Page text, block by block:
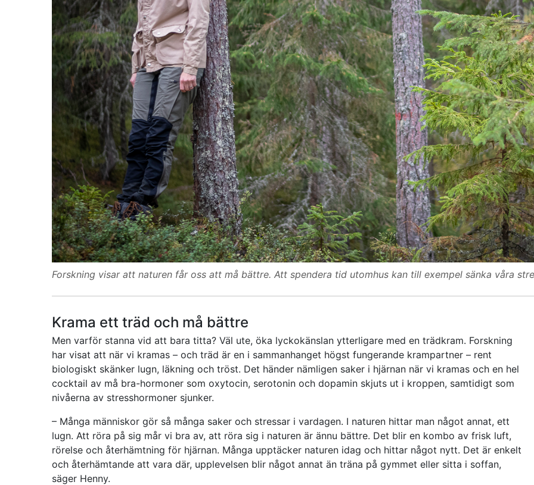
Forskning visar att naturen får oss att må bättre. Att spendera tid utomhus kan till exempel sänka våra
Krama ett träd och må bättre
Men varför stanna vid att bara titta? Väl ute, öka lyckokänslan ytterligare med en trädkram. Forskning
har visat att när vi kramas – och träd är en i sammanhanget högst fungerande krampartner – rent
biologiskt skänker lugn, läkning och tröst. Det händer nämligen saker i hjärnan när vi kramas och en hel
cocktail av må bra-hormoner som oxytocin, serotonin och dopamin skjuts ut i kroppen, samtidigt som
nivåerna av stresshormoner sjunker.
– Många människor gör så många saker och stressar i vardagen. I naturen hittar man något annat, ett
lugn. Att röra på sig mår vi bra av, att röra sig i naturen är ännu bättre. Det blir en kombo av frisk luft,
rörelse och återhämtning för hjärnan. Många upptäcker naturen idag och hittar något nytt. Det är enkelt
och återhämtande att vara där, upplevelsen blir något annat än träna på gymmet eller sitta i soffan,
säger Henny.